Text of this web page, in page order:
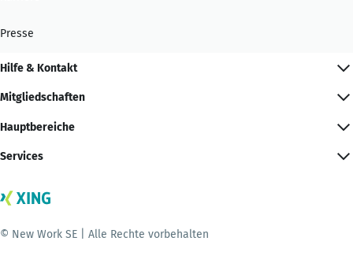
Presse
Hilfe & Kontakt
Mitgliedschaften
Hauptbereiche
Services
© New Work SE | Alle Rechte vorbehalten